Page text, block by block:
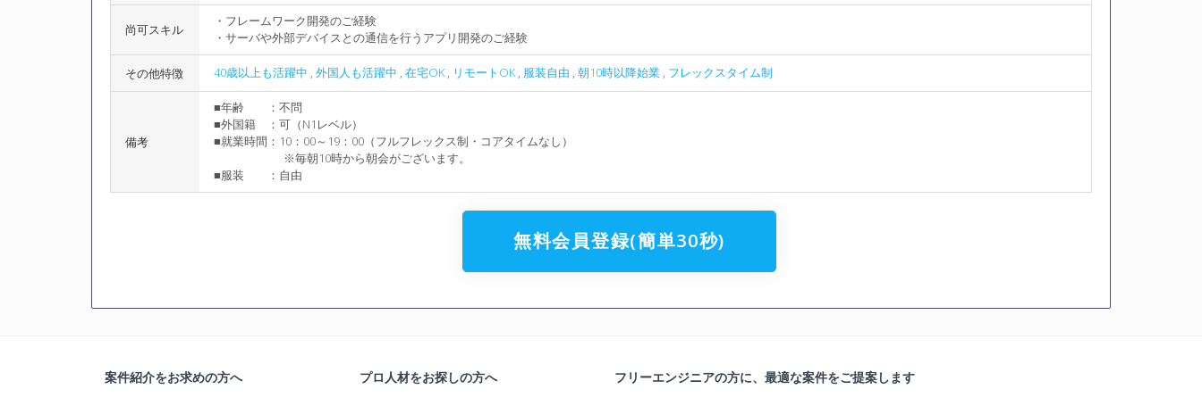
尚可スキル
・フレームワーク開発のご経験
・サーバや外部デバイスとの通信を行うアプリ開発のご経験
その他特徴 40歳以上も活躍中 , 外国人も活躍中 , 在宅OK, リモートOK, 服装自由 , 朝10時以降始業 , フレックスタイム制
備考
■年齢 ：不問
■外国籍 ：可（N1レベル）
■就業時間：10：00～19：00（フルフレックス制・コアタイムなし）
※毎朝10時から朝会がございます。
■服装 ：自由
無料会員登録(簡単30秒)
案件紹介をお求めの方へ プロ人材をお探しの方へ フリーエンジニアの方に、最適な案件をご提案します